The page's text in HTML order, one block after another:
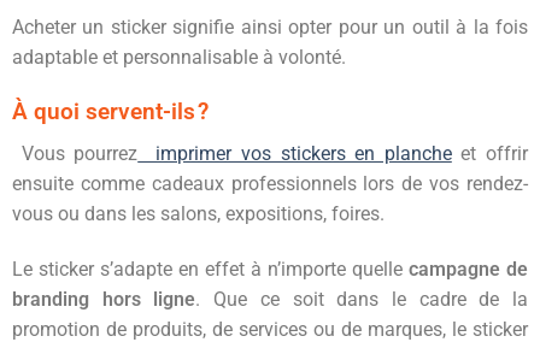
Acheter un sticker signifie ainsi opter pour un outil à la fois
adaptable et personnalisable à volonté.
À quoi servent-ils ?
Vous pourrez imprimer vos stickers en plancheet offrir
ensuite comme cadeaux professionnels lors de vos rendez-
vous ou dans les salons, expositions, foires.
Le sticker s’adapte en effet à n’importe quelle campagne de
branding hors ligne. Que ce soit dans le cadre de la
promotion de produits, de services ou de marques, le sticker